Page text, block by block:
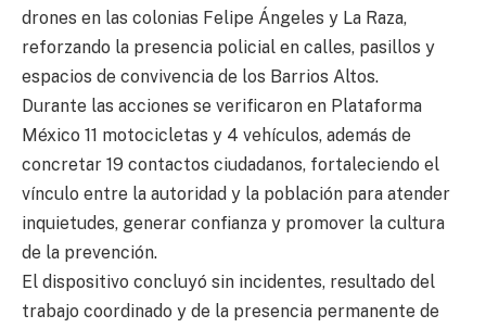
drones en las colonias Felipe Ángeles y La Raza,
reforzando la presencia policial en calles, pasillos y
espacios de convivencia de los Barrios Altos.
Durante las acciones se verificaron en Plataforma
México 11 motocicletas y 4 vehículos, además de
concretar 19 contactos ciudadanos, fortaleciendo el
vínculo entre la autoridad y la población para atender
inquietudes, generar confianza y promover la cultura
de la prevención.
El dispositivo concluyó sin incidentes, resultado del
trabajo coordinado y de la presencia permanente de